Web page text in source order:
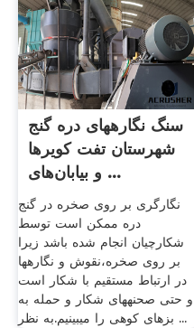
سنگ نگاره‏های‏ دره گنج‏
شهرستان تفت کویرها
و بیابان‌های ...
نگارگری بر روی صخره در گنج
دره ممکن است توسط
شکارچیان انجام شده باشد زیرا
بر روی صخره،نقوش و نگاره‏ها
در ارتباط مستقیم با شکار است
و حتی صحنه‏های شکار و حمله به
بزهای کوهی را می‏بینیم.به نظر ...